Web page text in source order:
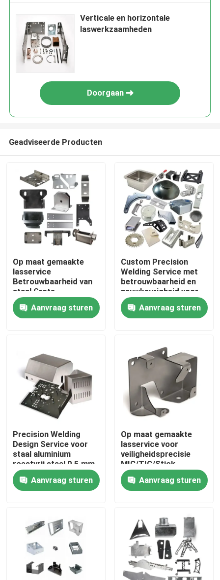
Thuis
Video's
Over ons
Fabriekstocht
Kwaliteitscontrole
Neem contact met ons op
Cnc-gefreesde onderdelen
CNC-freesonderdelen
Verticale en horizontale
laswerkzaamheden
Doorgaan
Geadviseerde Producten
Op maat gemaakte
lasservice
Betrouwbaarheid van
staal Grote
lasgebieden
Aanvraag sturen
Custom Precision
Welding Service met
betrouwbaarheid en
nauwkeurigheid voor
verschillende
materialenAanvraag sturen
Precision Welding
Design Service voor
staal aluminium
roestvrij staal 0,5 mm-
50 mm
Aanvraag sturen
Op maat gemaakte
lasservice voor
veiligheidsprecisie
MIG/TIG/Stick
Verscheidene
materialen
beschikbaar
Aanvraag sturen